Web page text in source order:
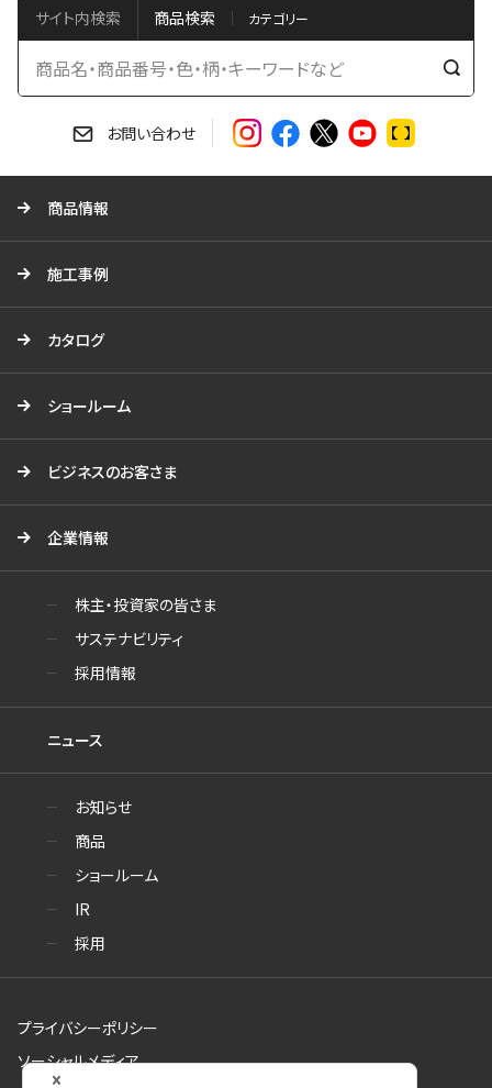
サイト内検索 商品検索
検
お問い合わせ
商品情報
施工事例
カタログ
ショールーム
ビジネスのお客さま
企業情報
株主・投資家の皆さま
サステナビリティ
採用情報
ニュース
お知らせ
商品
ショールーム
IR
採用
プライバシーポリシー
ソーシャルメディア